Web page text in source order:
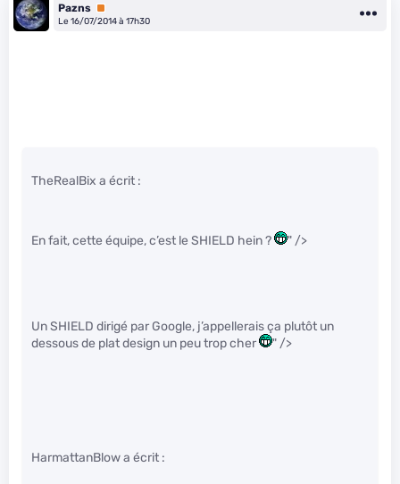
Pazns Premium
Le 16/07/2014 à 17h30
TheRealBix a écrit :
En fait, cette équipe, c’est le SHIELD hein ? " />
Un SHIELD dirigé par Google, j’appellerais ça plutôt un
dessous de plat design un peu trop cher
" />
HarmattanBlow a écrit :